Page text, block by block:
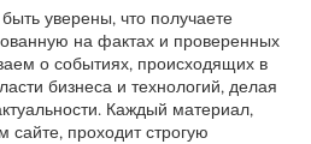
уверены, что получаете
на фактах и проверенных
о событиях, происходящих в
бизнеса и технологий, делая
Каждый материал,
проходит строгую